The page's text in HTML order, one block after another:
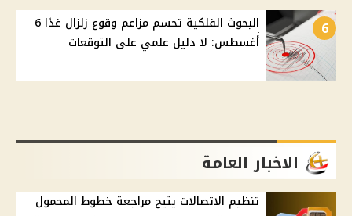
6
البحوث الفلكية تحسم مزاعم وقوع زلزال غدًا 6
أغسطس: لا دليل علمي على التوقعات
الاخبار العامة
تنظيم الاتصالات يتيح مراجعة خطوط المحمول